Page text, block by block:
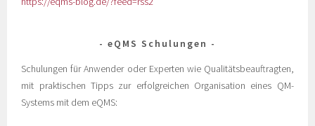
eQMS Schulungen
Schulungen für Anwender oder Experten wie Qualitätsbeauftragten,
mit praktischen Tipps zur erfolgreichen Organisation eines QM-
Systems mit dem eQMS: